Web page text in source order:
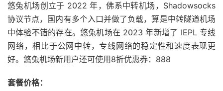
悠兔机场创立于 2022 年，佛系中转机场，Shadowsocks
协议节点，国内有多个入口并做了负载，算是中转隧道机场
中体验不错的存在。悠兔机场在 2023 年新增了 IEPL 专线
网络，相比于公网中转，专线网络的稳定性和速度表现更
好。悠兔机场新用户还可使用8折优惠券：888
套餐价格：